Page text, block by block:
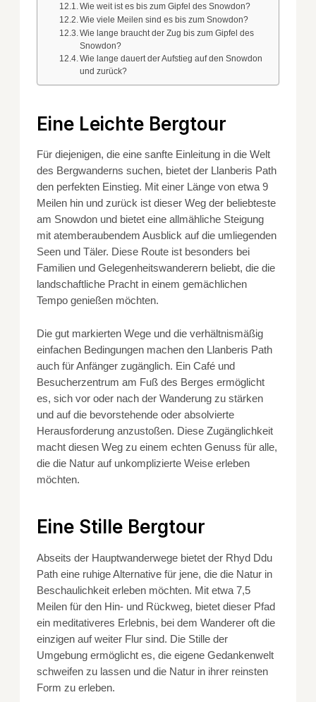
Wie weit ist es bis zum Gipfel des Snowdon?
Wie viele Meilen sind es bis zum Snowdon?
Wie lange braucht der Zug bis zum Gipfel des
Snowdon?
Wie lange dauert der Aufstieg auf den Snowdon
und zurück?
Eine Leichte Bergtour
Für diejenigen, die eine sanfte Einleitung in die Welt
des Bergwanderns suchen, bietet der Llanberis Path
den perfekten Einstieg. Mit einer Länge von etwa 9
Meilen hin und zurück ist dieser Weg der beliebteste
am Snowdon und bietet eine allmähliche Steigung
mit atemberaubendem Ausblick auf die umliegenden
Seen und Täler. Diese Route ist besonders bei
Familien und Gelegenheitswanderern beliebt, die die
landschaftliche Pracht in einem gemächlichen
Tempo genießen möchten.
Die gut markierten Wege und die verhältnismäßig
einfachen Bedingungen machen den Llanberis Path
auch für Anfänger zugänglich. Ein Café und
Besucherzentrum am Fuß des Berges ermöglicht
es, sich vor oder nach der Wanderung zu stärken
und auf die bevorstehende oder absolvierte
Herausforderung anzustoßen. Diese Zugänglichkeit
macht diesen Weg zu einem echten Genuss für alle,
die die Natur auf unkomplizierte Weise erleben
möchten.
Eine Stille Bergtour
Abseits der Hauptwanderwege bietet der Rhyd Ddu
Path eine ruhige Alternative für jene, die die Natur in
Beschaulichkeit erleben möchten. Mit etwa 7,5
Meilen für den Hin- und Rückweg, bietet dieser Pfad
ein meditativeres Erlebnis, bei dem Wanderer oft die
einzigen auf weiter Flur sind. Die Stille der
Umgebung ermöglicht es, die eigene Gedankenwelt
schweifen zu lassen und die Natur in ihrer reinsten
Form zu erleben.